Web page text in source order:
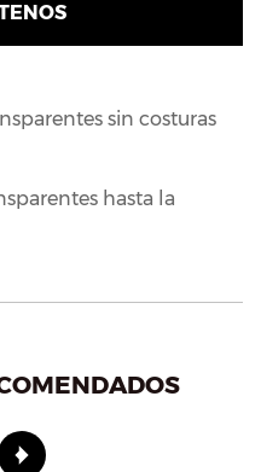
sin costuras
hasta la